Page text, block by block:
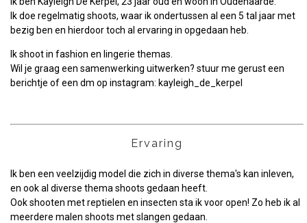
Ik doe regelmatig shoots, waar ik ondertussen al een 5 tal jaar met
bezig ben en hierdoor toch al ervaring in opgedaan heb.
Ik shoot in fashion en lingerie themas.
Wil je graag een samenwerking uitwerken? stuur me gerust een
berichtje of een dm op instagram: kayleigh_de_kerpel
Ervaring
Ik ben een veelzijdig model die zich in diverse thema's kan inleven,
en ook al diverse thema shoots gedaan heeft.
Ook shooten met reptielen en insecten sta ik voor open! Zo heb ik al
meerdere malen shoots met slangen gedaan.